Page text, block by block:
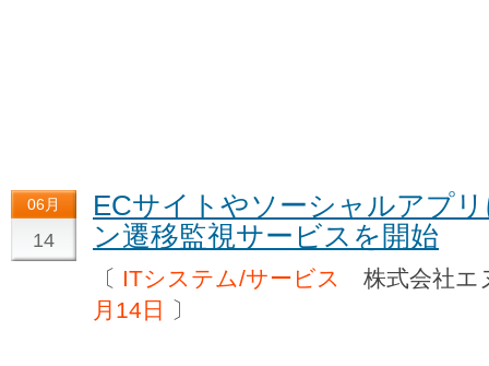
06月
14
ECサイトやソーシャルアプ
ン遷移監視サービスを開始
〔 ITシステム/サービス
株式会社
月14日
〕